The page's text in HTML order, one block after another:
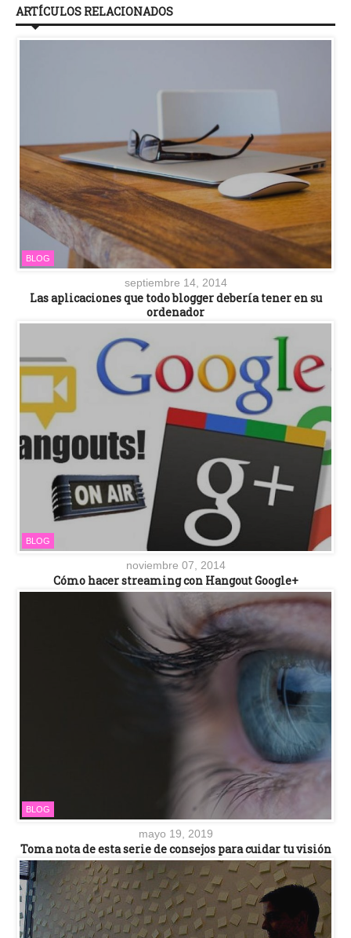
ARTÍCULOS RELACIONADOS
BLOG
septiembre 14, 2014
Las aplicaciones que todo blogger debería tener en su
ordenador
BLOG
noviembre 07, 2014
Cómo hacer streaming con Hangout Google+
BLOG
mayo 19, 2019
Toma nota de esta serie de consejos para cuidar tu visión